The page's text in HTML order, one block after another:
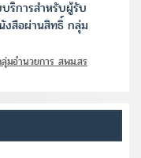
ริการสำหรับผู้รับ
งสือผ่านสิทธิ์ กลุ่ม
มอำนวยการ สพม.สร